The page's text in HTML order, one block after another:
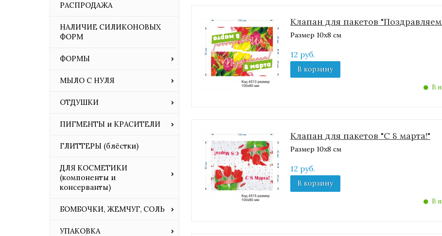
РАСПРОДАЖА
НАЛИЧИЕ СИЛИКОНОВЫХ
ФОРМ
ФОРМЫ
МЫЛО С НУЛЯ
ОТДУШКИ
ПИГМЕНТЫ и КРАСИТЕЛИ
ГЛИТТЕРЫ (блёстки)
ДЛЯ КОСМЕТИКИ
(компоненты и
консерванты)
БОМБОЧКИ, ЖЕМЧУГ, СОЛЬ
УПАКОВКА
Клапан для пакетов
Размер 10х8 см
12 руб.
В корзину
В
Клапан для пакетов "С 8 марта!"
Размер 10х8 см
12 руб.
В корзину
В